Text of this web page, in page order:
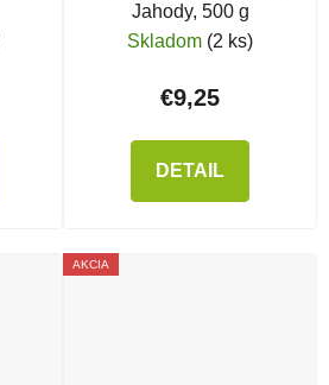
Jahody, 500 g
Skladom (2 ks)
€9,25
DETAIL
AKCIA